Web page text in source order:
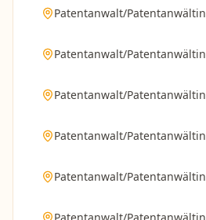
Patentanwalt/Patentanwältin
Patentanwalt/Patentanwältin
Patentanwalt/Patentanwältin
Patentanwalt/Patentanwältin
Patentanwalt/Patentanwältin